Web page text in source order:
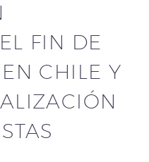
FIN DE
CHILE Y